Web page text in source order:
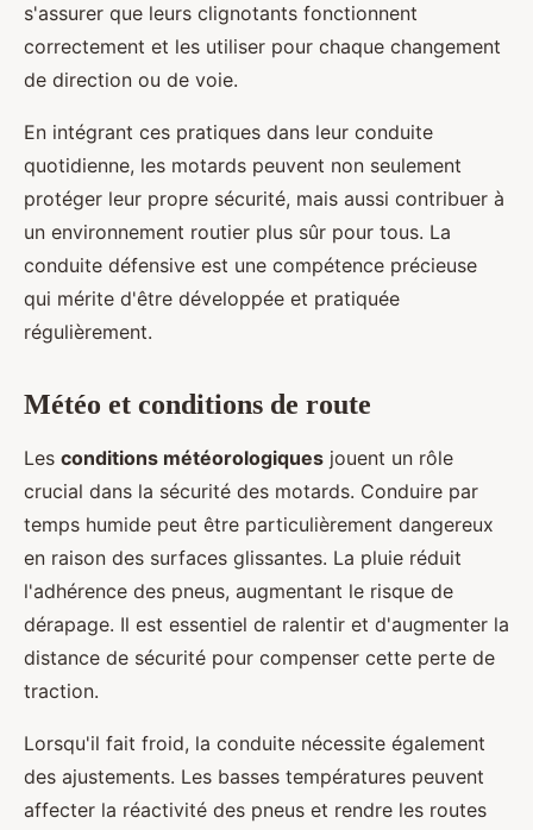
s'assurer que leurs clignotants fonctionnent
correctement et les utiliser pour chaque changement
de direction ou de voie.
En intégrant ces pratiques dans leur conduite
quotidienne, les motards peuvent non seulement
protéger leur propre sécurité, mais aussi contribuer à
un environnement routier plus sûr pour tous. La
conduite défensive est une compétence précieuse
qui mérite d'être développée et pratiquée
régulièrement.
Météo et conditions de route
Les conditions météorologiques jouent un rôle
crucial dans la sécurité des motards. Conduire par
temps humide peut être particulièrement dangereux
en raison des surfaces glissantes. La pluie réduit
l'adhérence des pneus, augmentant le risque de
dérapage. Il est essentiel de ralentir et d'augmenter la
distance de sécurité pour compenser cette perte de
traction.
Lorsqu'il fait froid, la conduite nécessite également
des ajustements. Les basses températures peuvent
affecter la réactivité des pneus et rendre les routes